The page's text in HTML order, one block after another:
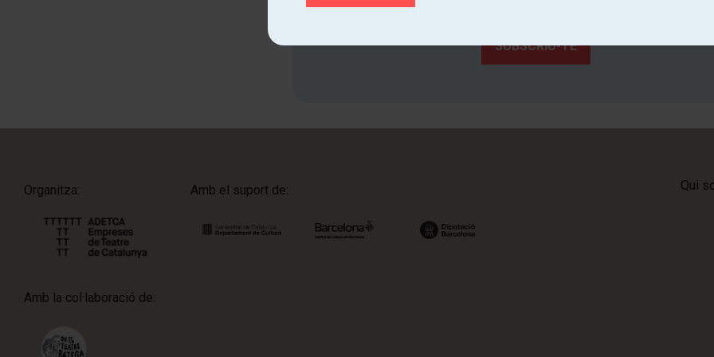
Coneix de primera mà l'activitat cultural dels teatres de Catalunya.
SUBSCRIU-TE
Organitza: Amb el suport de:
Amb la col·laboració de:
Qui